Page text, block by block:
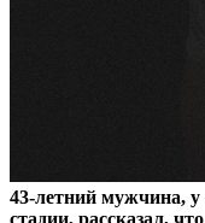
43-летний мужчина,